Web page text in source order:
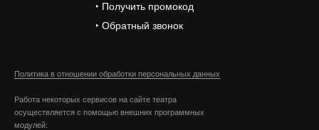
Политика в отношении обработки персональных данных
Работа некоторых сервисов на сайте театра
осуществляется с помощью внешних программных
модулей:
‣ Обратный звонок
‣ Получить промокод